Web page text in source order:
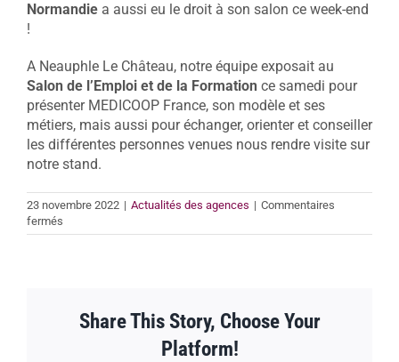
Normandie a aussi eu le droit à son salon ce week-end
!
A Neauphle Le Château, notre équipe exposait au
Salon de l’Emploi et de la Formation ce samedi pour
présenter MEDICOOP France, son modèle et ses
métiers, mais aussi pour échanger, orienter et conseiller
les différentes personnes venues nous rendre visite sur
notre stand.
23 novembre 2022 | Actualités des agences | Commentaires
fermés
Salon
Formation
Share This Story, Choose Your
Platform!